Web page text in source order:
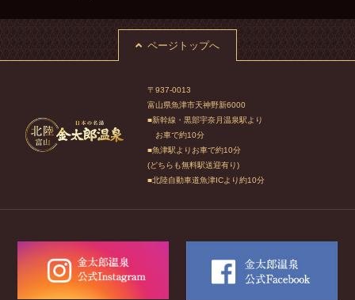
ページトップへ
〒937-0013
富山県魚津市天神野新6000
■新幹線・黒部宇奈月温泉駅より
お車で約10分
■魚津駅よりお車で約10分
(どちらも無料駅送迎有り)
■北陸自動車道魚津ICより約10分